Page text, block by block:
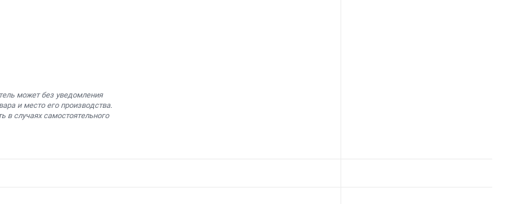
может без уведомления
и место его производства.
в случаях самостоятельного